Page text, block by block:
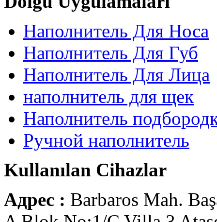
Наполнитель Для Носа
Наполнитель Для Губ
Наполнитель Для Лица
наполнитель для щек
Наполнитель
Ручной наполнитель
Kullanılan Cihazlar
Адрес : Barbaros Mah.